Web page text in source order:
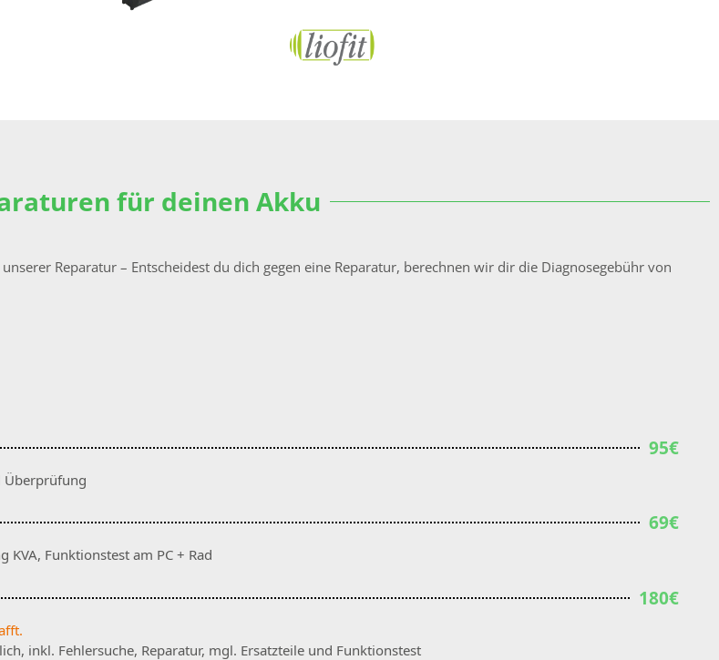
für deinen Akku
Reparatur – Entscheidest du dich gegen eine Reparatur, berechnen wir dir die Diagnosegebühr von
95€
Überprüfung
69€
Funktionstest am PC + Rad
180€
inkl. Fehlersuche, Reparatur, mgl. Ersatzteile und Funktionstest